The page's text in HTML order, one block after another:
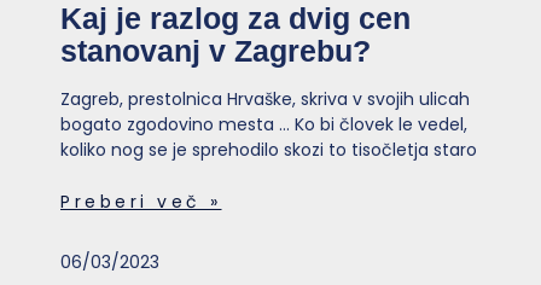
Kaj je razlog za dvig cen
stanovanj v Zagrebu?
Zagreb, prestolnica Hrvaške, skriva v svojih ulicah
bogato zgodovino mesta … Ko bi človek le vedel,
koliko nog se je sprehodilo skozi to tisočletja staro
Preberi več »
06/03/2023